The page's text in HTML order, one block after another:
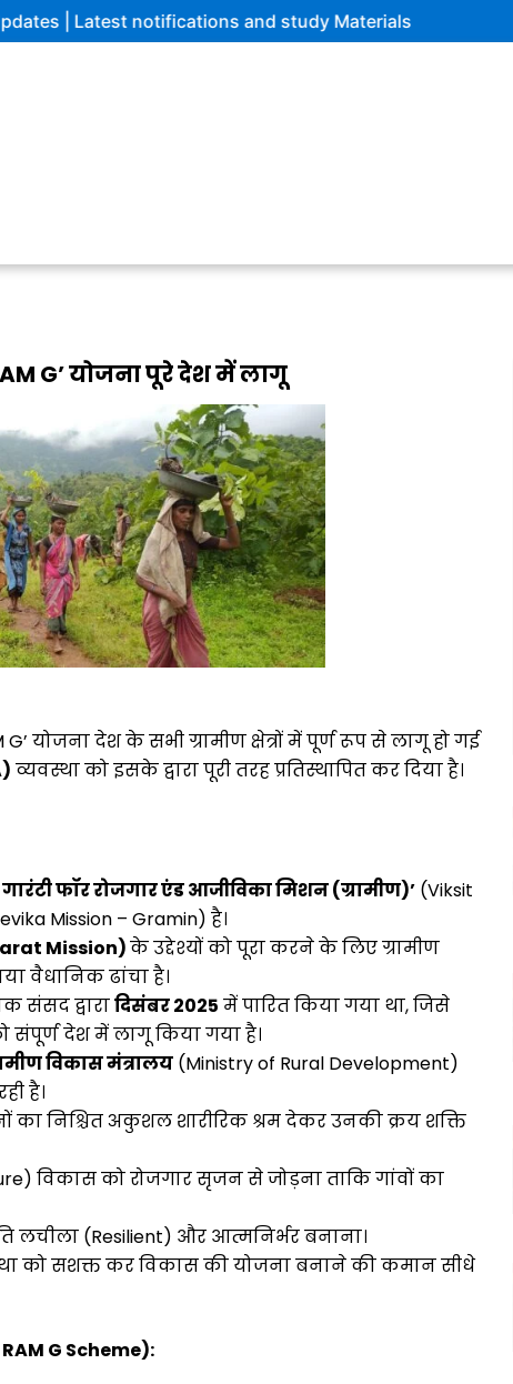
Latest notifications and study Materials
G’ योजना पूरे देश में लागू
योजना देश के सभी ग्रामीण क्षेत्रों में पूर्ण रूप से लागू हो गई
व्यवस्था को इसके द्वारा पूरी तरह प्रतिस्थापित कर दिया है।
फॉर रोजगार एंड आजीविका मिशन (ग्रामीण)’ (Viksit
Mission – Gramin) है।
Mission)के उद्देश्यों को पूरा करने के लिए ग्रामीण
वैधानिक ढांचा है।
संसद द्वारादिसंबर 2025 में पारित किया गया था, जिसे
संपूर्ण देश में लागू किया गया है।
विकास मंत्रालय (Ministry of Rural Development)
है।
का निश्चित अकुशल शारीरिक श्रम देकर उनकी क्रय शक्ति
विकास को रोजगार सृजन से जोड़ना ताकि गांवों का
लचीला (Resilient) और आत्मनिर्भर बनाना।
को सशक्त कर विकास की योजना बनाने की कमान सीधे
G Scheme):